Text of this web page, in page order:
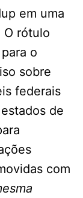
em uma
O rótulo
o
sobre
federais
de
com